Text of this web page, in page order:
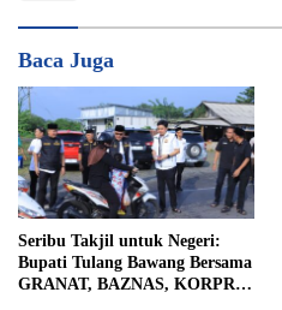
Baca Juga
Seribu Takjil untuk Negeri:
Bupati Tulang Bawang Bersama
GRANAT, BAZNAS, KORPRI